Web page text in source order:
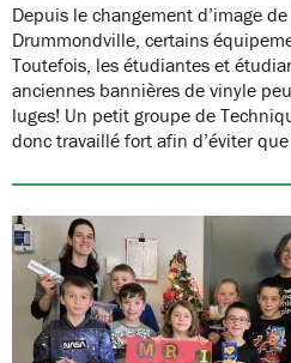
Depuis le changement d’image
Drummondville, certains
Toutefois, les étudiantes et
anciennes bannières de vinyle
luges! Un petit groupe de
donc travaillé fort afin d’éviter